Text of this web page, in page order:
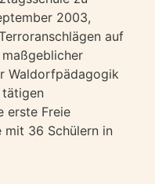
2003,
auf
Waldorfpädagogik
erste Freie
mit 36 Schülern in